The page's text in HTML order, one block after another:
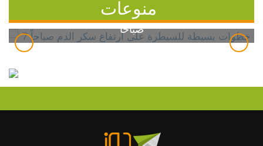
منوعات
7 خطوات بسيطة للسيطرة على ارتفاع سكر الدم
صباحاً